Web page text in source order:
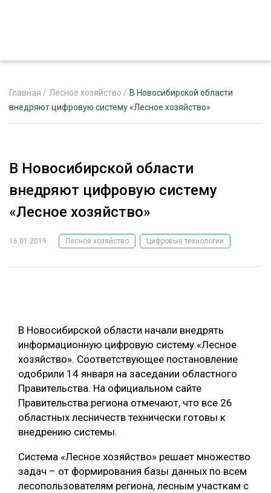
РЕКЛАМОДАТЕЛЯМ
ЛЕСНОЕ ХОЗЯЙСТВО
ЛЕСОЗАГОТОВКА
БИОЭНЕРГЕТИКА
ЛЕСОВОССТАНОВЛЕНИЕ И ЗАЩИТА
ЛОГИСТИКА
ПРОИЗВОДСТВО ДРЕВЕСНЫХ ПЛИТ
ЦБП
КОМПЛЕКСНАЯ ПЕРЕРАБОТКА
ЛЕСОПИЛЕНИЕ
ТЕМАТИЧЕСКИЕ ПРОЕКТЫ
ПОДБОРКИ СТАТЕЙ
ЭКСПЕРТНОЕ МНЕНИЕ
Главная / Лесное хозяйство / В Новосибирской области
внедряют цифровую систему «Лесное хозяйство»
В Новосибирской области
внедряют цифровую систему
«Лесное хозяйство»
16.01.2019 Лесное хозяйство Цифровые технологии
В Новосибирской области начали внедрять
информационную цифровую систему «Лесное
хозяйство». Соответствующее постановление
одобрили 14 января на заседании областного
Правительства. На официальном сайте
Правительства региона отмечают, что все 26
областных лесничеств технически готовы к
внедрению системы.
Система «Лесное хозяйство» решает множество
задач – от формирования базы данных по всем
лесопользователям региона, лесным участкам с